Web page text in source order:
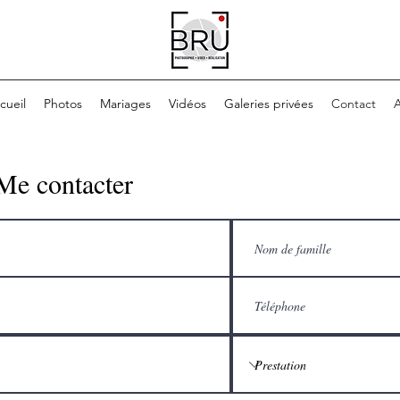
Photos Mariages Vidéos Galeries privées Contact
contacter